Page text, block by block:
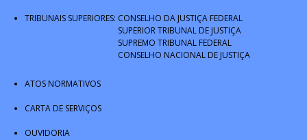
TRIBUNAIS SUPERIORES: CONSELHO DA JUSTIÇA FEDERAL
SUPERIOR TRIBUNAL DE JUSTIÇA
SUPREMO TRIBUNAL FEDERAL
CONSELHO NACIONAL DE JUSTIÇA
ATOS NORMATIVOS
CARTA DE SERVIÇOS
OUVIDORIA